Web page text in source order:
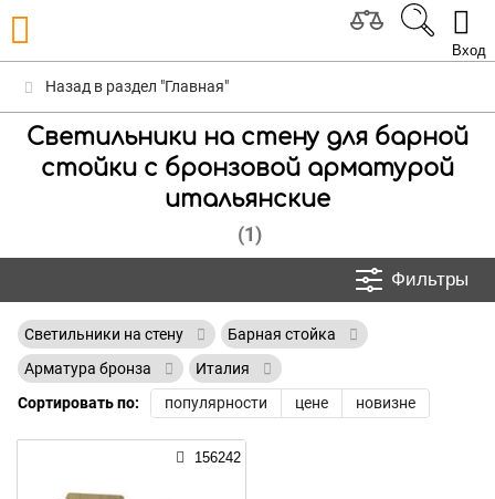
Вход
Назад в раздел "Главная"
Светильники на стену для барной
стойки с бронзовой арматурой
итальянские
(1)
Фильтры
Светильники на стену
Барная стойка
Арматура бронза
Италия
Сортировать по:
популярности цене новизне
156242